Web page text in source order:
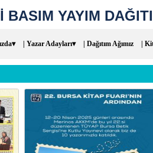
BASIM YAYIM
| Yazar Adayları▾ | Dağıtım Ağımız |